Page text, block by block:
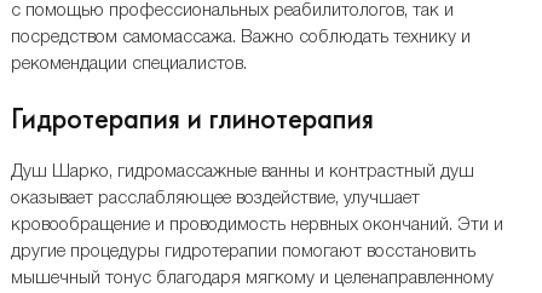
с помощью профессиональных реабилитологов, так и
посредством самомассажа. Важно соблюдать технику и
рекомендации специалистов.
Гидротерапия и глинотерапия
Душ Шарко, гидромассажные ванны и контрастный душ
оказывает расслабляющее воздействие, улучшает
кровообращение и проводимость нервных окончаний. Эти и
другие процедуры гидротерапии помогают восстановить
мышечный тонус благодаря мягкому и целенаправленному